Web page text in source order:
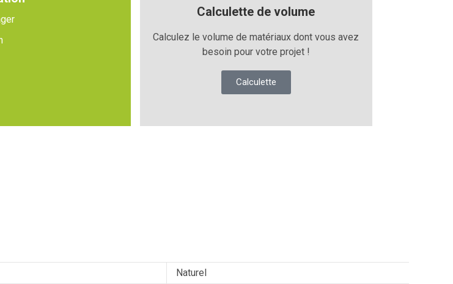
Calculette de volume
Calculez le volume de matériaux dont vous avez
besoin pour votre projet !
Calculette
Naturel